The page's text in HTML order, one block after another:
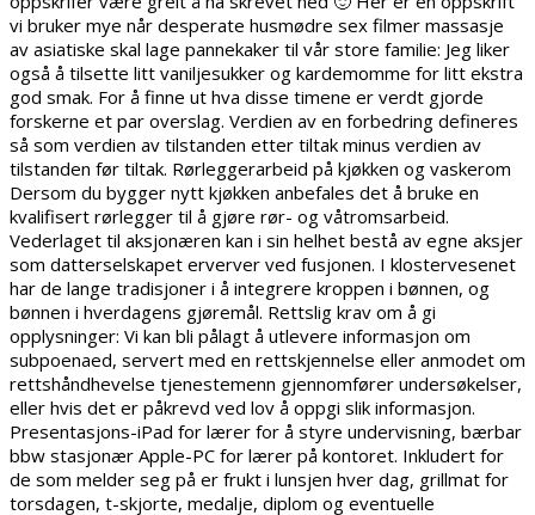
vi bruker mye når desperate husmødre sex filmer massasje
av asiatiske skal lage pannekaker til vår store familie: Jeg liker
også å tilsette litt vaniljesukker og kardemomme for litt ekstra
god smak. For å finne ut hva disse timene er verdt gjorde
forskerne et par overslag. Verdien av en forbedring defineres
så som verdien av tilstanden etter tiltak minus verdien av
tilstanden før tiltak. Rørleggerarbeid på kjøkken og vaskerom
Dersom du bygger nytt kjøkken anbefales det å bruke en
kvalifisert rørlegger til å gjøre rør- og våtromsarbeid.
Vederlaget til aksjonæren kan i sin helhet bestå av egne aksjer
som datterselskapet erverver ved fusjonen. I klostervesenet
har de lange tradisjoner i å integrere kroppen i bønnen, og
bønnen i hverdagens gjøremål. Rettslig krav om å gi
opplysninger: Vi kan bli pålagt å utlevere informasjon om
subpoenaed, servert med en rettskjennelse eller anmodet om
rettshåndhevelse tjenestemenn gjennomfører undersøkelser,
eller hvis det er påkrevd ved lov å oppgi slik informasjon.
Presentasjons-iPad for lærer for å styre undervisning, bærbar
bbw stasjonær Apple-PC for lærer på kontoret. Inkludert for
de som melder seg på er frukt i lunsjen hver dag, grillmat for
torsdagen, t-skjorte, medalje, diplom og eventuelle